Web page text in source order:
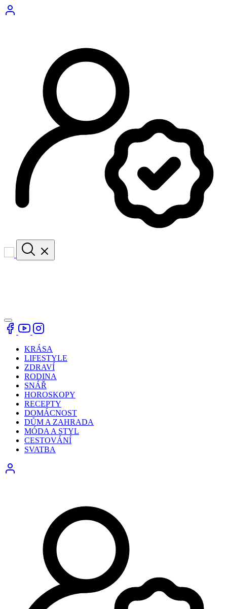
KRÁSA
LIFESTYLE
ZDRAVÍ
RODINA
SNÁŘ
HOROSKOPY
RECEPTY
DOMÁCNOST
DŮM A ZAHRADA
MÓDA A STYL
CESTOVÁNÍ
SVATBA